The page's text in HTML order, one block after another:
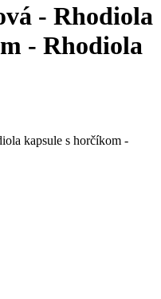
- Rhodiola
- Rhodiola
kapsule s horčíkom -